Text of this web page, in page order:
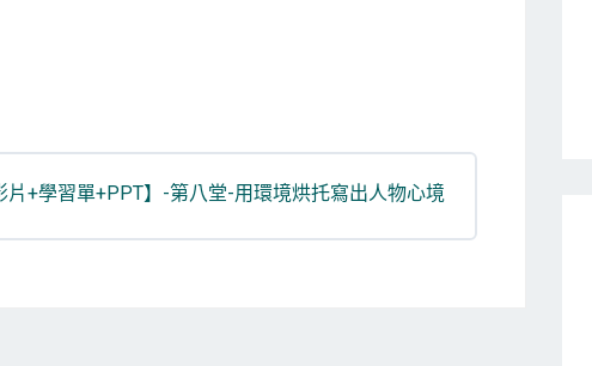
+學習單+PPT】-第八堂-用環境烘托寫出人物心境